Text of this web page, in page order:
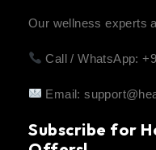
Our wellness experts
Call / WhatsApp:
Email:
Subscribe for